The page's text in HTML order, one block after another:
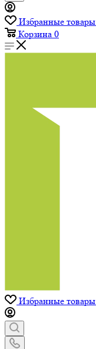
Избранные товары
Корзина 0
Избранные товары